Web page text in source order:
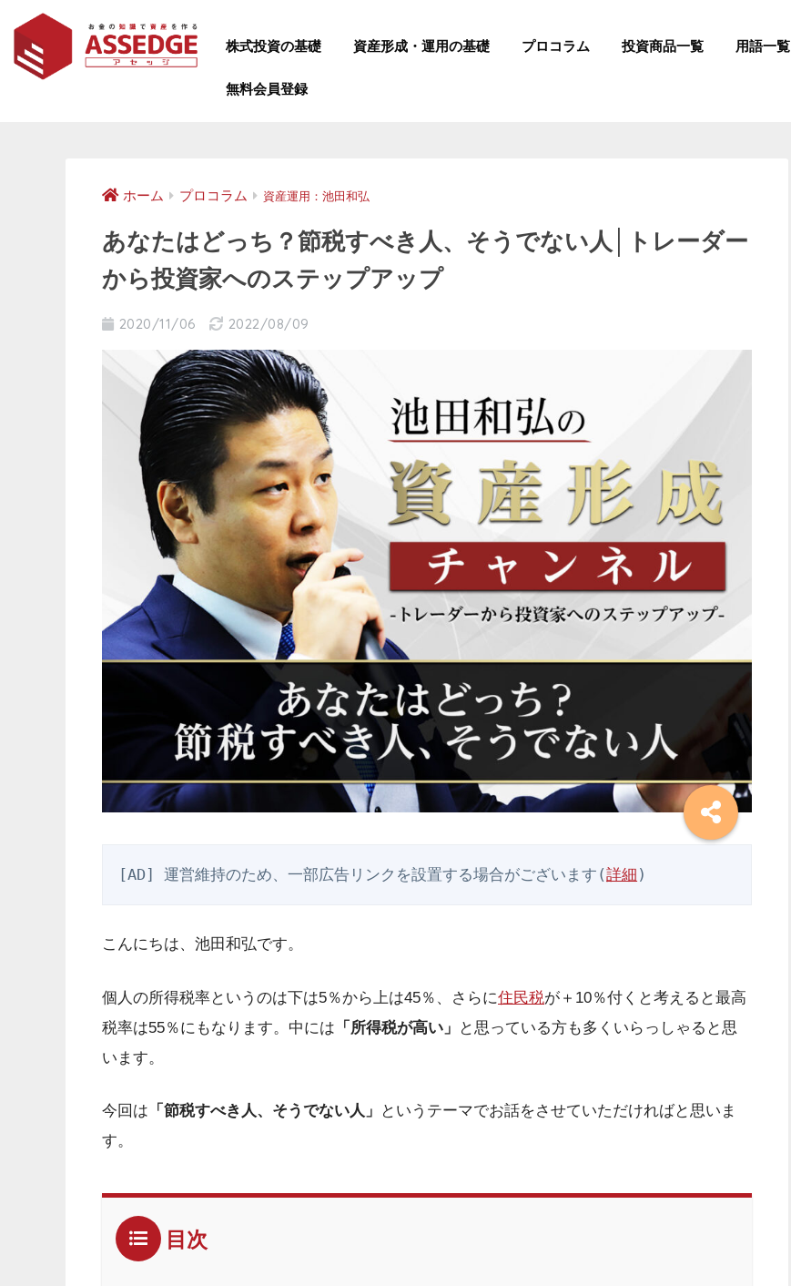
株式投資の基礎 資産形成・運用の基礎 プロコラム 投資商品一覧 用語一覧
無料会員登録
ホーム プロコラム 資産運用：池田和弘
あなたはどっち？節税すべき人、そうでない人│トレーダー
から投資家へのステップアップ
2020/11/06 2022/08/09
[AD] 運営維持のため、一部広告リンクを設置する場合がございます(詳細 )
こんにちは、池田和弘です。
個人の所得税率というのは下は5％から上は45％、さらに住民税が＋10％付くと考えると最高
税率は55％にもなります。中には 「所得税が高い」
と思っている方も多くいらっしゃると思
います。
今回は 「節税すべき人、そうでない人」
というテーマでお話をさせていただければと思いま
す。
目次